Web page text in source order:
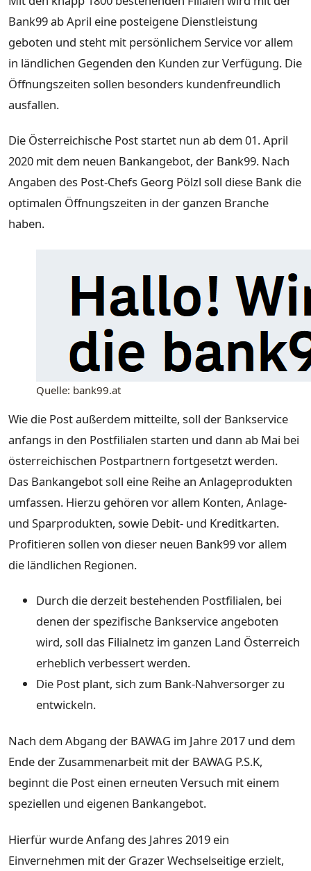
Bank99 ab April eine posteigene Dienstleistung
geboten und steht mit persönlichem Service vor allem
in ländlichen Gegenden den Kunden zur Verfügung. Die
Öffnungszeiten sollen besonders kundenfreundlich
ausfallen.
Die Österreichische Post startet nun ab dem 01. April
2020 mit dem neuen Bankangebot, der Bank99. Nach
Angaben des Post-Chefs Georg Pölzl soll diese Bank die
optimalen Öffnungszeiten in der ganzen Branche
haben.
Quelle: bank99.at
Wie die Post außerdem mitteilte, soll der Bankservice
anfangs in den Postfilialen starten und dann ab Mai bei
österreichischen Postpartnern fortgesetzt werden.
Das Bankangebot soll eine Reihe an Anlageprodukten
umfassen. Hierzu gehören vor allem Konten, Anlage-
und Sparprodukten, sowie Debit- und Kreditkarten.
Profitieren sollen von dieser neuen Bank99 vor allem
die ländlichen Regionen.
Durch die derzeit bestehenden Postfilialen, bei
denen der spezifische Bankservice angeboten
wird, soll das Filialnetz im ganzen Land Österreich
erheblich verbessert werden.
Die Post plant, sich zum Bank-Nahversorger zu
entwickeln.
Nach dem Abgang der BAWAG im Jahre 2017 und dem
Ende der Zusammenarbeit mit der BAWAG P.S.K,
beginnt die Post einen erneuten Versuch mit einem
speziellen und eigenen Bankangebot.
Hierfür wurde Anfang des Jahres 2019 ein
Einvernehmen mit der Grazer Wechselseitige erzielt,